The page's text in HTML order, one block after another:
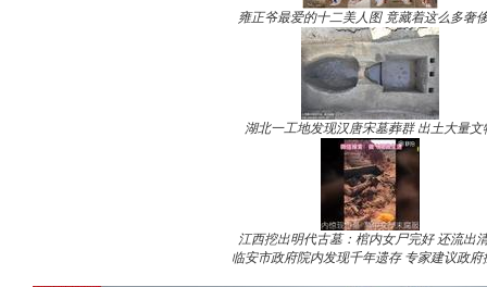
雍正爷最爱的十二美人图 竟藏着这么多奢
湖北一工地发现汉唐宋墓葬群 出土大量文
江西挖出明代古墓：棺内女尸完好 还流出
临安市政府院内发现千年遗存 专家建议政府